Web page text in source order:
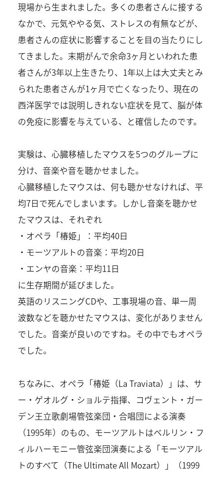
現場から生まれました。多くの患者さんに接する
なかで、元気ややる気、ストレスの有無などが、
患者さんの症状に影響することを目の当たりにし
てきました。末期がんで余命3ヶ月といわれた患
者さんが3年以上生きたり、1年以上は大丈夫とみ
られた患者さんが1ヶ月で亡くなったり、現在の
西洋医学では説明しきれない症状を見て、脳が体
の免疫に影響を与えている、と確信したのです。
実験は、心臓移植したマウスを5つのグループに
分け、音楽や音を聴かせました。
心臓移植したマウスは、何も聴かせなければ、平
均7日で死んでしまいます。しかし音楽を聴かせ
たマウスは、それぞれ
・オペラ「椿姫」：平均40日
・モーツアルトの音楽：平均20日
・エンヤの音楽：平均11日
に生存期間が延びました。
英語のリスニングCDや、工事現場の音、単一周
波数などを聴かせたマウスは、変化がありません
でした。音楽が良いのですね。その中でもオペラ
でした。
ちなみに、オペラ「椿姫（La Traviata）」は、サ
ー・ゲオルグ・ショルテ指揮、コヴェント・ガー
デン王立歌劇場管弦楽団・合唱団による演奏
（1995年）のもの、モーツアルトはベルリン・フ
ィルハーモニー管弦楽団演奏による「モーツアル
トのすべて（The Ultimate All Mozart）」（1999